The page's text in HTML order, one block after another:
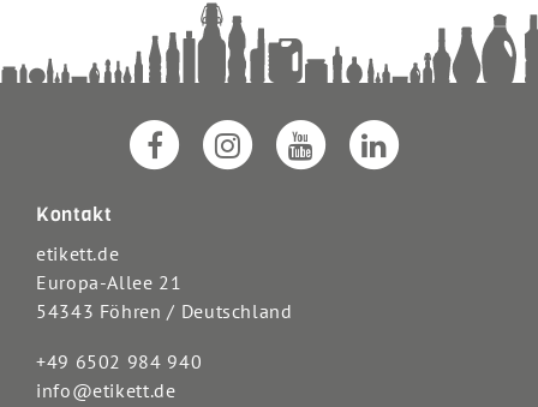
Kontakt
etikett.de
Europa-Allee 21
54343 Föhren / Deutschland
+49 6502 984 940
info@etikett.de